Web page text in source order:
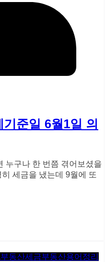
준일 6월1일 의
누구나 한 번쯤 겪어보셨을
세금을 냈는데 9월에 또
부동산세금부동산용어정리